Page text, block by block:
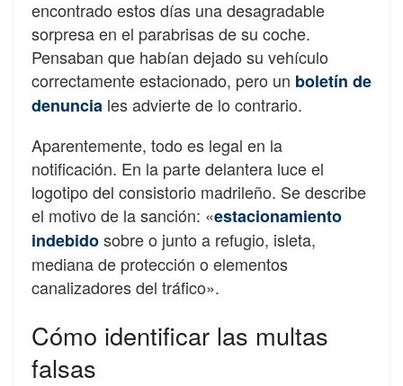
encontrado estos días una desagradable
sorpresa en el parabrisas de su coche.
Pensaban que habían dejado su vehículo
correctamente estacionado, pero un boletín de
denuncia les advierte de lo contrario.
Aparentemente, todo es legal en la
notificación. En la parte delantera luce el
logotipo del consistorio madrileño. Se describe
el motivo de la sanción: «estacionamiento
indebidosobre o junto a refugio, isleta,
mediana de protección o elementos
canalizadores del tráfico».
Cómo identificar las multas
falsas